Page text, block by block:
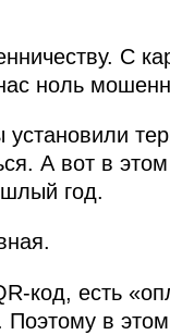
С
ноль
А вот в
год.
код, есть
Поэтому в